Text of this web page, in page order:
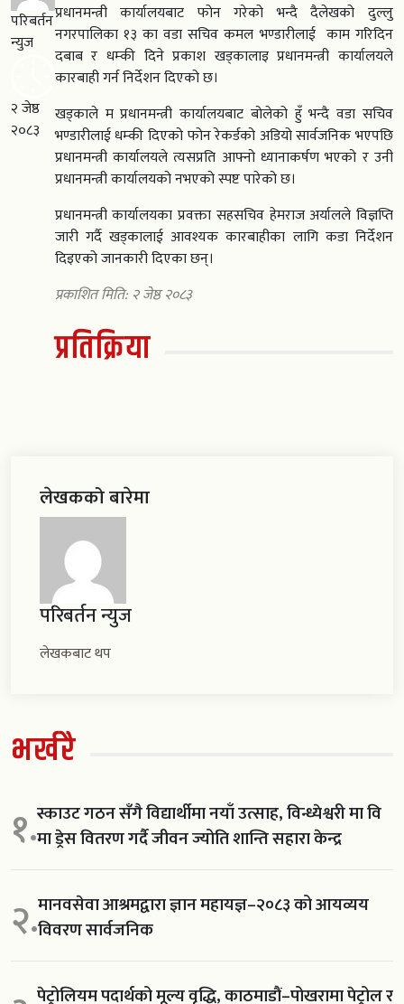
परिबर्तन
न्युज
२ जेष्ठ
२०८३
प्रधानमन्त्री कार्यालयबाट फोन गरेको भन्दै दैलेखको दुल्लु
नगरपालिका १३ का वडा सचिव कमल भण्डारीलाई काम गरिदिन
दबाब र धम्की दिने प्रकाश खड्कालाइ प्रधानमन्त्री कार्यालयले
कारबाही गर्न निर्देशन दिएको छ।
खड्काले म प्रधानमन्त्री कार्यालयबाट बोलेको हुँ भन्दै वडा सचिव
भण्डारीलाई धम्की दिएको फोन रेकर्डको अडियो सार्वजनिक भएपछि
प्रधानमन्त्री कार्यालयले त्यसप्रति आफ्नो ध्यानाकर्षण भएको र उनी
प्रधानमन्त्री कार्यालयको नभएको स्पष्ट पारेको छ।
प्रधानमन्त्री कार्यालयका प्रवक्ता सहसचिव हेमराज अर्यालले विज्ञप्ति
जारी गर्दै खड्कालाई आवश्यक कारबाहीका लागि कडा निर्देशन
दिइएको जानकारी दिएका छन्।
प्रकाशित मिति: २ जेष्ठ २०८३
प्रतिक्रिया
लेखकको बारेमा
परिबर्तन न्युज
लेखकबाट थप
भर्खरै
१.स्काउट गठन सँगै विद्यार्थीमा नयाँ उत्साह, विन्ध्येश्वरी मा वि
मा ड्रेस वितरण गर्दै जीवन ज्योति शान्ति सहारा केन्द्र
२.मानवसेवा आश्रमद्वारा ज्ञान महायज्ञ–२०८३ को आयव्यय
विवरण सार्वजनिक
पेट्रोलियम पदार्थको मूल्य वृद्धि, काठमाडौं–पोखरामा पेट्रोल र